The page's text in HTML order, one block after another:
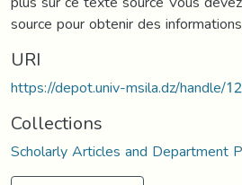
source pour obtenir des
URI
https://depot.univ-msila.dz/handle/
Collections
Scholarly Articles and Department